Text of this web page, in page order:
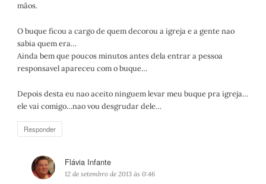
mãos.
O buque ficou a cargo de quem decorou a igreja e a gente nao
sabia quem era…
Ainda bem que poucos minutos antes dela entrar a pessoa
responsavel apareceu com o buque…
Depois desta eu nao aceito ninguem levar meu buque pra igreja…
ele vai comigo…nao vou desgrudar dele…
Responder
Flávia Infante
i
12 de setembro de 2013 às 0:46